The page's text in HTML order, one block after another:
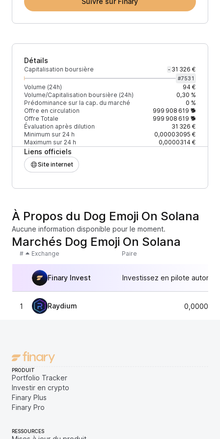
Détails
Capitalisation boursière - 31 326 €
#7531
Volume (24h)
94 €
Volume/Capitalisation boursière (24h)
0,30 %
Prédominance sur la cap. du marché
0 %
Offre en circulation
999 908 619 🐕
Offre Totale
999 908 619 🐕
Évaluation après dilution
31 326 €
Minimum sur 24 h
0,00003095 €
Maximum sur 24 h
0,0000314 €
Liens officiels
Site internet
À Propos du Dog Emoji On Solana
Aucune information disponible pour le moment.
Marchés Dog Emoji On Solana
# Exchange Paire
Finary Invest Investissez en pilote
1 Raydium
PRODUIT
Portfolio Tracker
Investir en crypto
Finary Plus
Finary Pro
RESSOURCES